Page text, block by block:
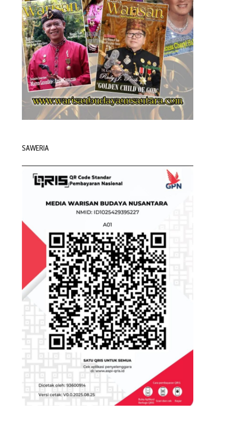
SAWERIA